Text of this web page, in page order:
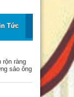
Tức
rộn ràng
sảo ông